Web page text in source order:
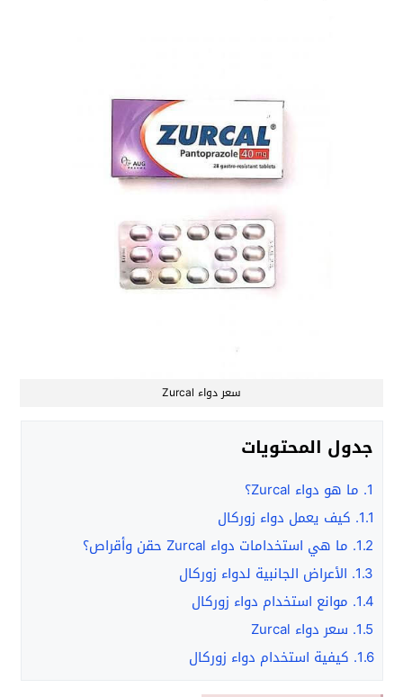
سعر دواء Zurcal
جدول المحتويات
1. ما هو دواء Zurcal؟
1.1. كيف يعمل دواء زوركال
1.2. ما هي استخدامات دواء Zurcal حقن وأقراص؟
1.3. الأعراض الجانبية لدواء زوركال
1.4. موانع استخدام دواء زوركال
1.5. سعر دواء Zurcal
1.6. كيفية استخدام دواء زوركال